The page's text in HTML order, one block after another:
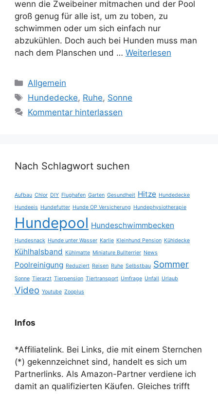
wenn die Zweibeiner mitmachen und der Pool
groß genug für alle ist, um zu toben, zu
schwimmen oder um sich einfach nur
abzukühlen. Doch auch bei Hunden muss man
nach dem Planschen und … Weiterlesen
Kategorien
Allgemein
Schlagwörter
Hundedecke, Ruhe, Sonne
Kommentar hinterlassen
Nach Schlagwort suchen
Aufbau Chlor DIY Flughafen Garten Gesundheit Hitze Hundedecke
Hundeeis Hundefutter Hunde OP Versicherung Hundephysiotherapie
Hundepool Hundeschwimmbecken
Hundesnack Hunde unter Wasser Karlie Kleinhund Pension Kühldecke
Kühlhalsband Kühlmatte Miniature Bullterrier News
Poolreinigung Reduziert Reisen Ruhe Selbstbau Sommer
Sonne Tierarzt Tierpension Tiertransport Umfrage Unfall Urlaub
Video Youtube Zooplus
Infos
*Affiliatelink. Bei Links, die mit einem Sternchen
(*) gekennzeichnet sind, handelt es sich um
Partnerlinks. Als Amazon-Partner verdiene ich
damit an qualifizierten Käufen. Gleiches trifft